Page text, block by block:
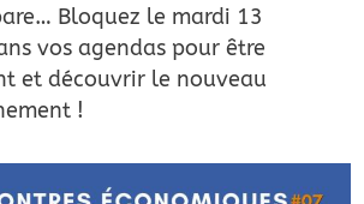
Bloquez le mardi 13
vos agendas pour être
et découvrir le nouveau
!